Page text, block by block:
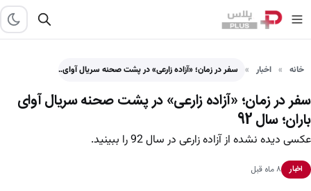
خانه اخبار سفر در زمان؛ «آزاده زارعی» در پشت صحنه سریال آوای…
سفر در زمان؛ «آزاده زارعی» در پشت صحنه سریال آوای
باران؛ سال 92
عکسی دیده نشده از آزاده زارعی در سال 92 را ببینید.
اخبار ۸ ماه قبل